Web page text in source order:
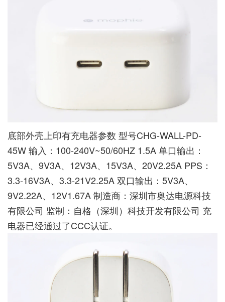
底部外壳上印有充电器参数 型号CHG-WALL-PD-
45W 输入：100-240V~50/60HZ 1.5A 单口输出：
5V3A、9V3A、12V3A、15V3A、20V2.25A PPS：
3.3-16V3A、3.3-21V2.25A 双口输出：5V3A、
9V2.22A、12V1.67A 制造商：深圳市奥达电源科技
有限公司 监制：自格（深圳）科技开发有限公司 充
电器已经通过了CCC认证。